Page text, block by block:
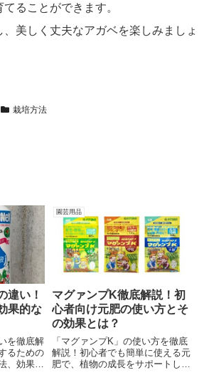
ることができます。
美しく丈夫なアガベを楽しみましょ
栽培方法
違い！
果的な
を徹底解
るための
、効果的
園芸用品
マグァンプK徹底解説！初
心者向け元肥の使い方とそ
の効果とは？
「マグァンプK」の使い方を徹底
解説！初心者でも簡単に使える元
肥で、植物の成長をサポートしま